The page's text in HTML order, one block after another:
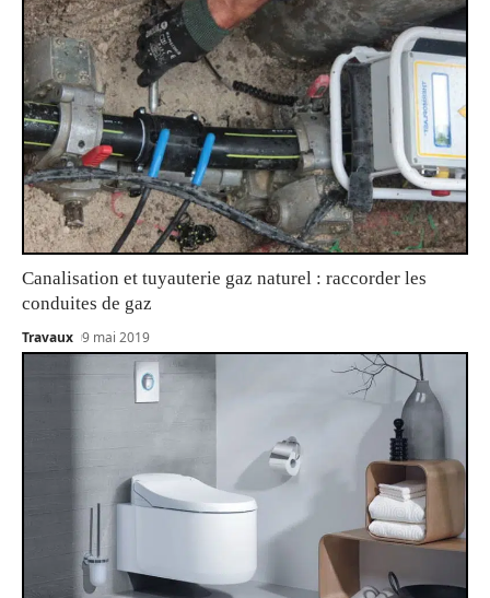
Canalisation et tuyauterie gaz naturel : raccorder les
conduites de gaz
Travaux 9 mai 2019